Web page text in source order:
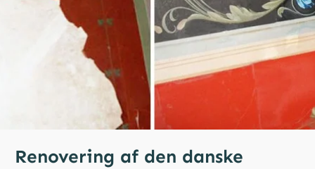
Renovering af den danske